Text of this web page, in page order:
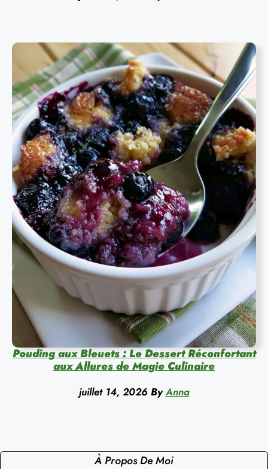
Pouding aux Bleuets : Le Dessert Réconfortant
aux Allures de Magie Culinaire
juillet 14, 2026 By Anna
À Propos De Moi